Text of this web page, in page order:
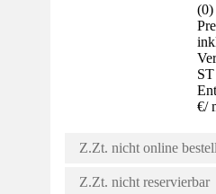
(0)
ST
€/
Z.Zt. nicht online
Z.Zt. nicht reservierbar